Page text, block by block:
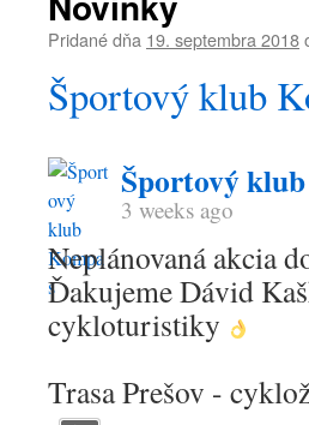
Pridané dňa 19. septembra 2018
Športový klub
Športový
3 weeks ago
Neplánovaná akcia
Ďakujeme Dávid
cykloturistiky
Trasa Prešov -